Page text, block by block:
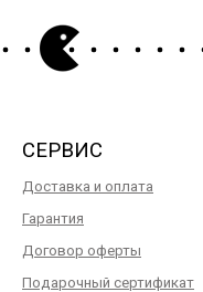
СЕРВИС
Доставка и оплата
Гарантия
Договор оферты
Подарочный сертификат